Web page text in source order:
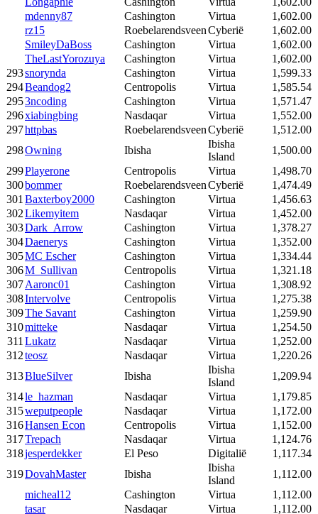
mdenny87
Cashington Virtua
1,602.00
rz15
RoebelarendsveenCyberië
1,602.00
SmileyDaBoss
Cashington Virtua
1,602.00
TheLastYorozuya
Cashington Virtua
1,602.00
293snorynda Cashington Virtua
1,599.33
294Beandog2 Centropolis Virtua
1,585.54
2953ncoding Cashington Virtua
1,571.47
296xiabingbing Nasdaqar Virtua
1,552.00
297httpbas RoebelarendsveenCyberië
1,512.00
298Owning Ibisha
Ibisha
Island
1,500.00
299Playerone Centropolis Virtua
1,498.70
300bommer RoebelarendsveenCyberië
1,474.49
301 Baxterboy2000 Cashington Virtua
1,456.63
302Likemyitem Nasdaqar Virtua
1,452.00
303Dark_Arrow Cashington Virtua
1,378.27
304Daenerys Cashington Virtua
1,352.00
305MC Escher Cashington Virtua
1,334.44
306M_Sullivan Centropolis Virtua
1,321.18
307Aaronc01 Cashington Virtua
1,308.92
308Intervolve Centropolis Virtua
1,275.38
309The Savant Cashington Virtua
1,259.90
310mitteke Nasdaqar Virtua
1,254.50
311 Lukatz Nasdaqar Virtua
1,252.00
312teosz Nasdaqar Virtua
1,220.26
313BlueSilver Ibisha
Ibisha
Island
1,209.94
314le_hazman Nasdaqar Virtua
1,179.85
315weputpeople Nasdaqar Virtua
1,172.00
316Hansen Econ Centropolis Virtua
1,152.00
317Trepach Nasdaqar Virtua
1,124.76
318jesperdekker El Peso Digitalië
1,117.34
319DovahMaster Ibisha
Ibisha
Island
1,112.00
micheal12
Cashington Virtua
1,112.00
tasar
Nasdaqar Virtua
1,112.00